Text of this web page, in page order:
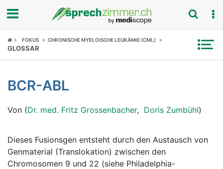
Fokus
Symptome
Untersuchungen
News
Ratgeber
FOKUS CHRONISCHE MYELOISCHE LEUKÄMIE (CML)
GLOSSAR
BCR-ABL
Von (Dr. med. Fritz Grossenbacher, Doris Zumbühl)
Dieses Fusionsgen entsteht durch den Austausch von
Genmaterial (Translokation) zwischen den
Chromosomen 9 und 22 (siehe Philadelphia-